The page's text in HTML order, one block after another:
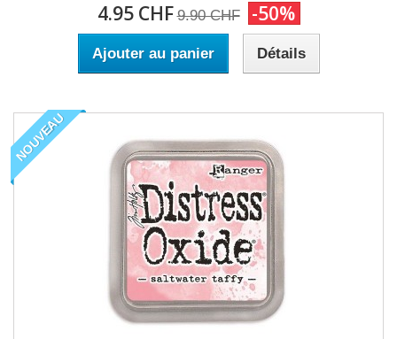
4.95 CHF 9.90 CHF -50%
Ajouter au panier Détails
NOUVEAU